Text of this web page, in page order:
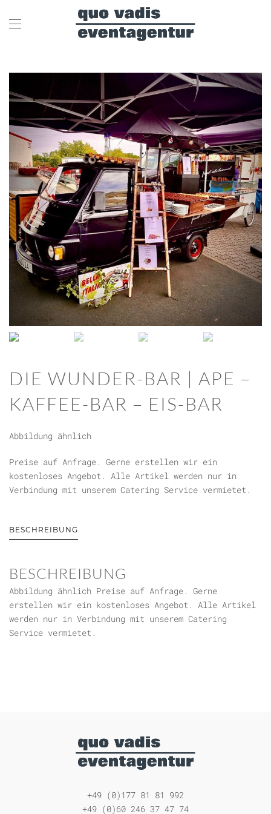
Skip to main content
DIE WUNDER-BAR | APE –
KAFFEE-BAR – EIS-BAR
Abbildung ähnlich
Preise auf Anfrage. Gerne erstellen wir ein
kostenloses Angebot. Alle Artikel werden nur in
Verbindung mit unserem Catering Service vermietet.
BESCHREIBUNG
BESCHREIBUNG
Abbildung ähnlich Preise auf Anfrage. Gerne
erstellen wir ein kostenloses Angebot. Alle Artikel
werden nur in Verbindung mit unserem Catering
Service vermietet.
+49 (0)177 81 81 992
+49 (0)60 246 37 47 74